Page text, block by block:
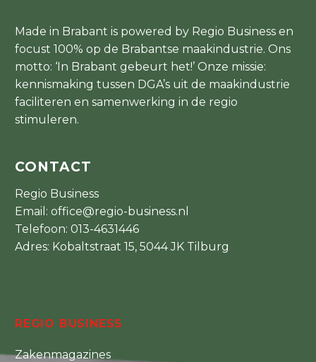
Made in Brabant is powered by Regio Business en
focust 100% op de Brabantse maakindustrie. Ons
motto: ‘In Brabant gebeurt het!’ Onze missie:
kennismaking tussen DGA’s uit de maakindustrie
faciliteren en samenwerking in de regio
stimuleren.
CONTACT
Regio Business
Email: office@regio-business.nl
Telefoon: 013-4631446
Adres: Kobaltstraat 15, 5044 JK Tilburg
REGIO BUSINESS
Zakenmagazines